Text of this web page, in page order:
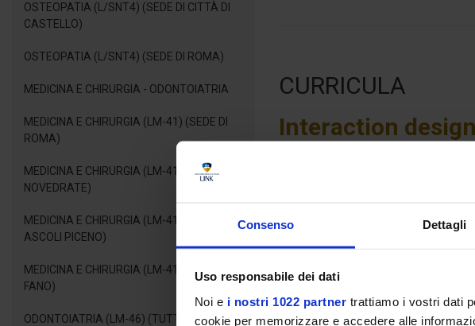
Consenso Dettagli
Uso responsabile dei dati
Noi e i nostri 1022 partner trattiamo i vostri dati
cookie per memorizzare e accedere alle
OSTEOPATIA (L/SNT4) (SEDE DI CITTÀ DI
CASTELLO)
OSTEOPATIA (L/SNT4) (SEDE DI ROMA)
MEDICINA E CHIRURGIA - ODONTOIATRIA
MEDICINA E CHIRURGIA (LM-41) (SEDE DI
ROMA)
MEDICINA E CHIRURGIA (LM-41) (SEDE DI
NOVEDRATE)
MEDICINA E CHIRURGIA (LM-41) (SEDE DI
ASCOLI PICENO)
MEDICINA E CHIRURGIA (LM-41) (SEDE DI
FANO)
ODONTOIATRIA (LM-46) (TUTTE LE SEDI)
CURRICULA
Interaction design
ha
, con particolare riferimento
Questo curriculum si focalizza sul
formativo integra in maniera
interdisciplinare.
La partecipazione in aula di
abilità pratiche, finalizzate